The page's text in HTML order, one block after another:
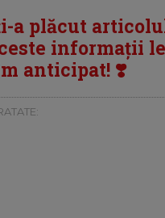
a plăcut
informații
anticipat! ❣️